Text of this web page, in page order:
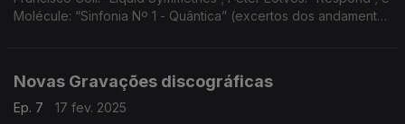
Molécule: “Sinfonia Nº 1 - Quântica” (excertos dos andamentos
Novas Gravações discográficas
Ep. 7 17 fev. 2025